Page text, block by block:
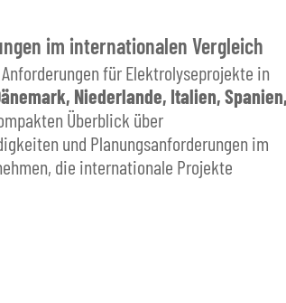
im internationalen Vergleich
für Elektrolyseprojekte in
Niederlande, Italien, Spanien,
Überblick über
und Planungsanforderungen im
die internationale Projekte